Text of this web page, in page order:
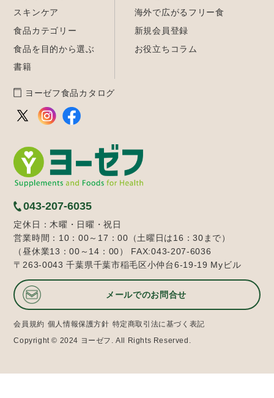
043-207-6035
定休日：木曜・日曜・祝日
営業時間：10：00～17：00（土曜日は16：30まで）
（昼休業13：00～14：00） FAX:043-207-6036
〒263-0043 千葉県千葉市稲毛区小仲台6-19-19 Myビル
メールでのお問合せ
会員規約 個人情報保護方針 特定商取引法に基づく表記
Copyright © 2024 ヨーゼフ. All Rights Reserved.
スキンケア
食品カテゴリー
食品を目的から選ぶ
書籍
海外で広がるフリー食
新規会員登録
お役立ちコラム
ヨーゼフ食品カタログ